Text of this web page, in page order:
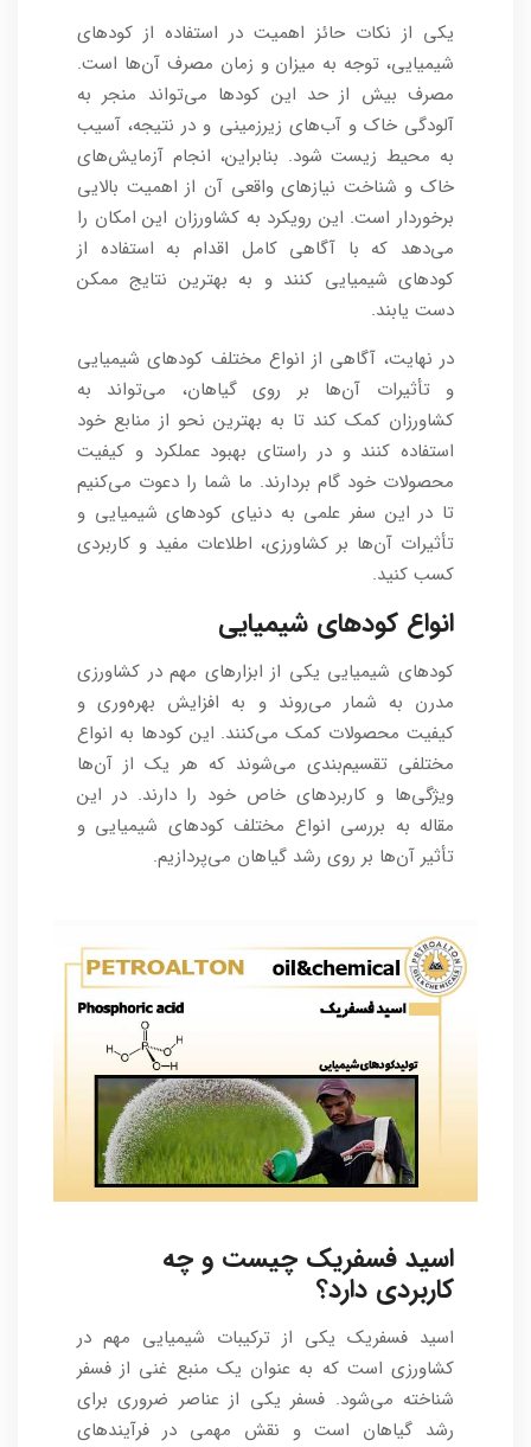
یکی از نکات حائز اهمیت در استفاده از کودهای
شیمیایی، توجه به میزان و زمان مصرف آن‌ها است.
مصرف بیش از حد این کودها می‌تواند منجر به
آلودگی خاک و آب‌های زیرزمینی و در نتیجه، آسیب
به محیط زیست شود. بنابراین، انجام آزمایش‌های
خاک و شناخت نیازهای واقعی آن از اهمیت بالایی
برخوردار است. این رویکرد به کشاورزان این امکان را
می‌دهد که با آگاهی کامل اقدام به استفاده از
کودهای شیمیایی کنند و به بهترین نتایج ممکن
دست یابند.
در نهایت، آگاهی از انواع مختلف کودهای شیمیایی
و تأثیرات آن‌ها بر روی گیاهان، می‌تواند به
کشاورزان کمک کند تا به بهترین نحو از منابع خود
استفاده کنند و در راستای بهبود عملکرد و کیفیت
محصولات خود گام بردارند. ما شما را دعوت می‌کنیم
تا در این سفر علمی به دنیای کودهای شیمیایی و
تأثیرات آن‌ها بر کشاورزی، اطلاعات مفید و کاربردی
کسب کنید.
انواع کودهای شیمیایی
کودهای شیمیایی یکی از ابزارهای مهم در کشاورزی
مدرن به شمار می‌روند و به افزایش بهره‌وری و
کیفیت محصولات کمک می‌کنند. این کودها به انواع
مختلفی تقسیم‌بندی می‌شوند که هر یک از آن‌ها
ویژگی‌ها و کاربردهای خاص خود را دارند. در این
مقاله به بررسی انواع مختلف کودهای شیمیایی و
تأثیر آن‌ها بر روی رشد گیاهان می‌پردازیم.
اسید فسفریک چیست و چه
کاربردی دارد؟
اسید فسفریک یکی از ترکیبات شیمیایی مهم در
کشاورزی است که به عنوان یک منبع غنی از فسفر
شناخته می‌شود. فسفر یکی از عناصر ضروری برای
رشد گیاهان است و نقش مهمی در فرآیندهای